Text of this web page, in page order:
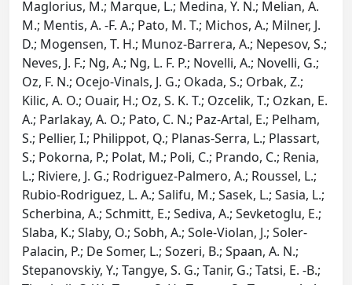
Maglorius, M.; Marque, L.; Medina, Y. N.; Melian, A.
M.; Mentis, A. -F. A.; Pato, M. T.; Michos, A.; Milner, J.
D.; Mogensen, T. H.; Munoz-Barrera, A.; Nepesov, S.;
Neves, J. F.; Ng, A.; Ng, L. F. P.; Novelli, A.; Novelli, G.;
Oz, F. N.; Ocejo-Vinals, J. G.; Okada, S.; Orbak, Z.;
Kilic, A. O.; Ouair, H.; Oz, S. K. T.; Ozcelik, T.; Ozkan, E.
A.; Parlakay, A. O.; Pato, C. N.; Paz-Artal, E.; Pelham,
S.; Pellier, I.; Philippot, Q.; Planas-Serra, L.; Plassart,
S.; Pokorna, P.; Polat, M.; Poli, C.; Prando, C.; Renia,
L.; Riviere, J. G.; Rodriguez-Palmero, A.; Roussel, L.;
Rubio-Rodriguez, L. A.; Salifu, M.; Sasek, L.; Sasia, L.;
Scherbina, A.; Schmitt, E.; Sediva, A.; Sevketoglu, E.;
Slaba, K.; Slaby, O.; Sobh, A.; Sole-Violan, J.; Soler-
Palacin, P.; De Somer, L.; Sozeri, B.; Spaan, A. N.;
Stepanovskiy, Y.; Tangye, S. G.; Tanir, G.; Tatsi, E. -B.;